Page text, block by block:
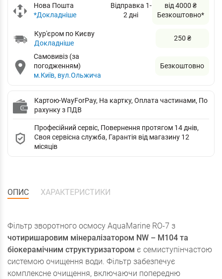
Нова Пошта
*Докладніше
Відправка 1-
2 дні
від 4000 ₴
Безкоштовно*
Кур'єром по Києву
Докладніше
250 ₴
Самовивіз (за
погодженням)
м.Київ, вул.Ольжича
Безкоштовно
Картою-WayForPay, На картку, Оплата частинами, По
рахунку з ПДВ
Професійний сервіс, Повернення протягом 14 днів,
Своя сервісна служба, Гарантія від магазину 12
місяців
ОПИС ХАРАКТЕРИСТИКИ
Фільтр зворотного осмосу AquaMarine RO-7 з
чотиришаровим мінералізатором NW – M104 та
біокерамічним структуризатором є семиступінчастою
системою очищення води. Фільтр забезпечує
комплексне очищення, включаючи попередню